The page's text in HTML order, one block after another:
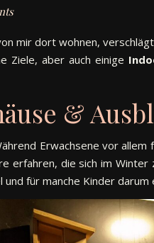
mir dort wohnen,
Ziele, aber auch einige
&
Erwachsene vor
erfahren, die sich im Winter
für manche Kinder darum